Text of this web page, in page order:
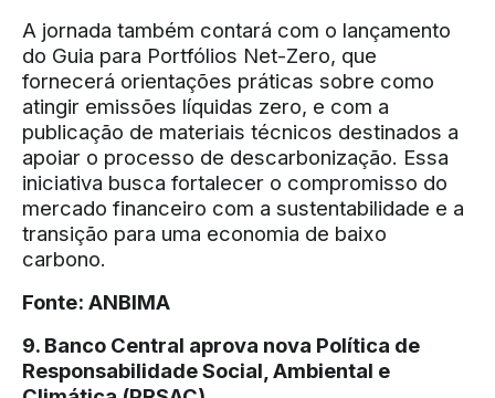
A jornada também contará com o lançamento
do Guia para Portfólios Net-Zero, que
fornecerá orientações práticas sobre como
atingir emissões líquidas zero, e com a
publicação de materiais técnicos destinados a
apoiar o processo de descarbonização. Essa
iniciativa busca fortalecer o compromisso do
mercado financeiro com a sustentabilidade e a
transição para uma economia de baixo
carbono.
Fonte: ANBIMA
9. Banco Central aprova nova Política de
Responsabilidade Social, Ambiental e